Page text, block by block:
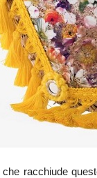
che racchiude